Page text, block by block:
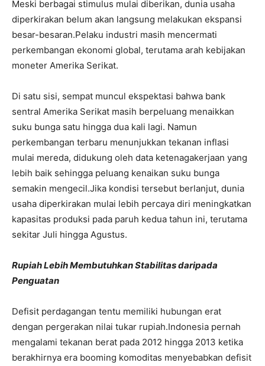
Meski berbagai stimulus mulai diberikan, dunia usaha
diperkirakan belum akan langsung melakukan ekspansi
besar-besaran.Pelaku industri masih mencermati
perkembangan ekonomi global, terutama arah kebijakan
moneter Amerika Serikat.
Di satu sisi, sempat muncul ekspektasi bahwa bank
sentral Amerika Serikat masih berpeluang menaikkan
suku bunga satu hingga dua kali lagi. Namun
perkembangan terbaru menunjukkan tekanan inflasi
mulai mereda, didukung oleh data ketenagakerjaan yang
lebih baik sehingga peluang kenaikan suku bunga
semakin mengecil.Jika kondisi tersebut berlanjut, dunia
usaha diperkirakan mulai lebih percaya diri meningkatkan
kapasitas produksi pada paruh kedua tahun ini, terutama
sekitar Juli hingga Agustus.
Rupiah Lebih Membutuhkan Stabilitas daripada
Penguatan
Defisit perdagangan tentu memiliki hubungan erat
dengan pergerakan nilai tukar rupiah.Indonesia pernah
mengalami tekanan berat pada 2012 hingga 2013 ketika
berakhirnya era booming komoditas menyebabkan defisit